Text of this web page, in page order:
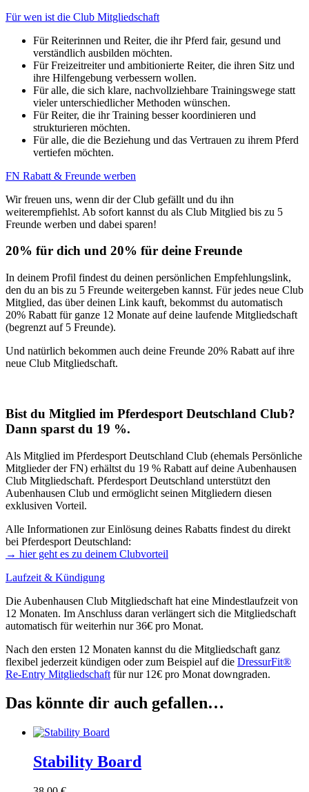
Für wen ist die Club Mitgliedschaft
Für Reiterinnen und Reiter, die ihr Pferd fair, gesund und
verständlich ausbilden möchten.
Für Freizeitreiter und ambitionierte Reiter, die ihren Sitz und
ihre Hilfengebung verbessern wollen.
Für alle, die sich klare, nachvollziehbare Trainingswege statt
vieler unterschiedlicher Methoden wünschen.
Für Reiter, die ihr Training besser koordinieren und
strukturieren möchten.
Für alle, die die Beziehung und das Vertrauen zu ihrem Pferd
vertiefen möchten.
FN Rabatt & Freunde werben
Wir freuen uns, wenn dir der Club gefällt und du ihn
weiterempfiehlst. Ab sofort kannst du als Club Mitglied bis zu 5
Freunde werben und dabei sparen!
20% für dich und 20% für deine Freunde
In deinem Profil findest du deinen persönlichen Empfehlungslink,
den du an bis zu 5 Freunde weitergeben kannst. Für jedes neue Club
Mitglied, das über deinen Link kauft, bekommst du automatisch
20% Rabatt für ganze 12 Monate auf deine laufende Mitgliedschaft
(begrenzt auf 5 Freunde).
Und natürlich bekommen auch deine Freunde 20% Rabatt auf ihre
neue Club Mitgliedschaft.
Bist du Mitglied im Pferdesport Deutschland Club?
Dann sparst du 19 %.
Als Mitglied im Pferdesport Deutschland Club (ehemals Persönliche
Mitglieder der FN) erhältst du 19 % Rabatt auf deine Aubenhausen
Club Mitgliedschaft. Pferdesport Deutschland unterstützt den
Aubenhausen Club und ermöglicht seinen Mitgliedern diesen
exklusiven Vorteil.
Alle Informationen zur Einlösung deines Rabatts findest du direkt
bei Pferdesport Deutschland:
→ hier geht es zu deinem Clubvorteil
Laufzeit & Kündigung
Die Aubenhausen Club Mitgliedschaft hat eine Mindestlaufzeit von
12 Monaten. Im Anschluss daran verlängert sich die Mitgliedschaft
automatisch für weiterhin nur 36€ pro Monat.
Nach den ersten 12 Monaten kannst du die Mitgliedschaft ganz
flexibel jederzeit kündigen oder zum Beispiel auf die DressurFit®
Re-Entry Mitgliedschaft für nur 12€ pro Monat downgraden.
Das könnte dir auch gefallen…
Stability Board